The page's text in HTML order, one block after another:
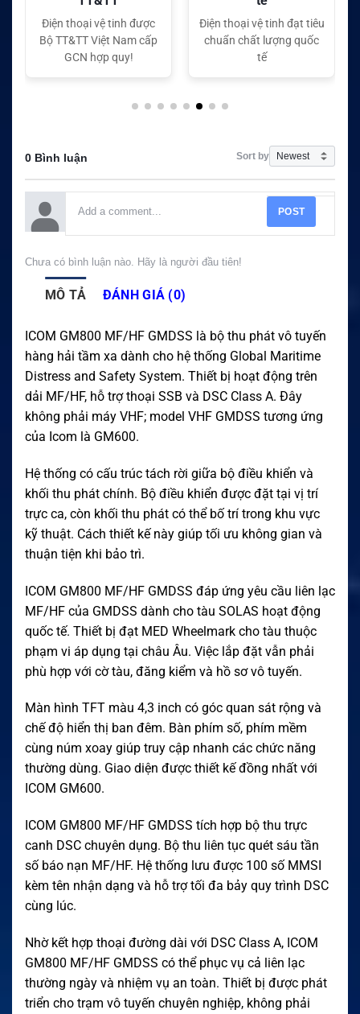
Điện thoại vệ tinh đạt tiêu
chuẩn chất lượng quốc
tế
Điện thoại vệ tinh đạt tiêu
chuẩn chất lượng quốc
tế
0 Bình luận Sort by
POST
Chưa có bình luận nào. Hãy là người đầu tiên!
MÔ TẢ ĐÁNH GIÁ (0)
ICOM GM800 MF/HF GMDSS là bộ thu phát vô tuyến
hàng hải tầm xa dành cho hệ thống Global Maritime
Distress and Safety System. Thiết bị hoạt động trên
dải MF/HF, hỗ trợ thoại SSB và DSC Class A. Đây
không phải máy VHF; model VHF GMDSS tương ứng
của Icom là GM600.
Hệ thống có cấu trúc tách rời giữa bộ điều khiển và
khối thu phát chính. Bộ điều khiển được đặt tại vị trí
trực ca, còn khối thu phát có thể bố trí trong khu vực
kỹ thuật. Cách thiết kế này giúp tối ưu không gian và
thuận tiện khi bảo trì.
ICOM GM800 MF/HF GMDSS đáp ứng yêu cầu liên lạc
MF/HF của GMDSS dành cho tàu SOLAS hoạt động
quốc tế. Thiết bị đạt MED Wheelmark cho tàu thuộc
phạm vi áp dụng tại châu Âu. Việc lắp đặt vẫn phải
phù hợp với cờ tàu, đăng kiểm và hồ sơ vô tuyến.
Màn hình TFT màu 4,3 inch có góc quan sát rộng và
chế độ hiển thị ban đêm. Bàn phím số, phím mềm
cùng núm xoay giúp truy cập nhanh các chức năng
thường dùng. Giao diện được thiết kế đồng nhất với
ICOM GM600.
ICOM GM800 MF/HF GMDSS tích hợp bộ thu trực
canh DSC chuyên dụng. Bộ thu liên tục quét sáu tần
số báo nạn MF/HF. Hệ thống lưu được 100 số MMSI
kèm tên nhận dạng và hỗ trợ tối đa bảy quy trình DSC
cùng lúc.
Nhờ kết hợp thoại đường dài với DSC Class A, ICOM
GM800 MF/HF GMDSS có thể phục vụ cả liên lạc
thường ngày và nhiệm vụ an toàn. Thiết bị được phát
triển cho trạm vô tuyến chuyên nghiệp, không phải